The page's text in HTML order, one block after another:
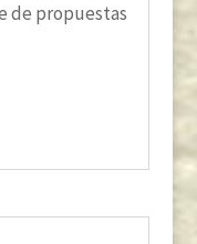
de propuestas